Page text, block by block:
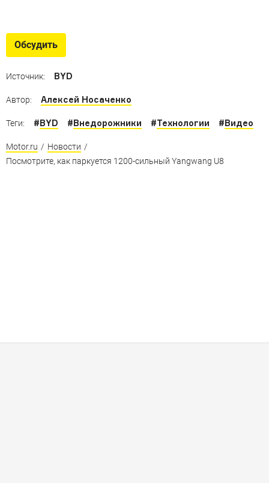
Брутальные, стильные, роскошные и забавные модели
Обсудить
Источник: BYD
Автор: Алексей Носаченко
Теги: #BYD #Внедорожники #Технологии #Видео
Motor.ru / Новости /
Посмотрите, как паркуется 1200-сильный Yangwang U8